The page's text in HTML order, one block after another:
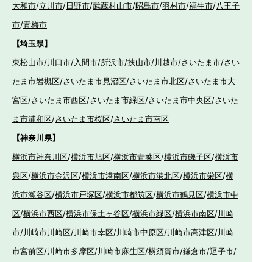
大和市/立川市/日野市/武蔵村山市/昭島市/羽村市/福生市/八王子
市/青梅市
【埼玉県】
東松山市/川口市/入間市/所沢市/挟山市/川越市/さいたま市/さい
たま市岩槻区/さいたま市見沼区/さいたま市北区/さいたま市大
宮区/さいたま市西区/さいたま市緑区/さいたま市中央区/さいた
ま市浦和区/さいたま市桜区/さいたま市南区
【神奈川県】
横浜市神奈川区/横浜市旭区/横浜市青葉区/横浜市磯子区/横浜市
泉区/横浜市金沢区/横浜市港南区/横浜市港北区/横浜市栄区/横
浜市瀬谷区/横浜市戸塚区/横浜市都筑区/横浜市鶴見区/横浜市中
区/横浜市西区/横浜市保土ヶ谷区/横浜市緑区/横浜市南区/川崎
市/川崎市川崎区/川崎市幸区/川崎市中原区/川崎市高津区/川崎
市宮前区/川崎市多摩区/川崎市麻生区/横須賀市/鎌倉市/逗子市/